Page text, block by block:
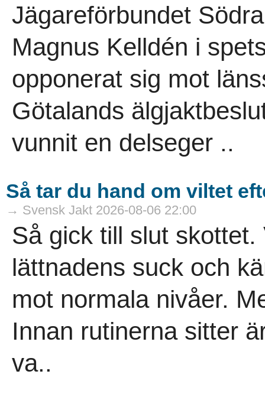
Jägareförbundet
Magnus Kelldén i
opponerat sig mot
Götalands
vunnit en delseger ..
Så tar du hand om viltet
→ Svensk Jakt 2026-08-06 22:00
Så gick till slut
lättnadens suck och
mot normala nivåer.
Innan rutinerna sitter
va..